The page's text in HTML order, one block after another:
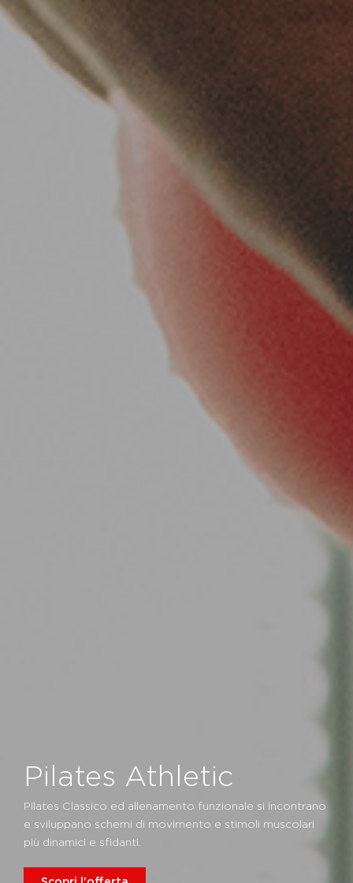
Pilates Athletic
Pilates Classico ed allenamento funzionale si incontrano
e sviluppano schemi di movimento e stimoli muscolari
più dinamici e sfidanti.